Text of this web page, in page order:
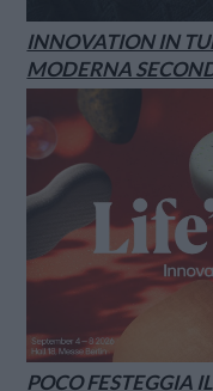
INNOVATION IN
MODERNA
POCO FESTEGGIA